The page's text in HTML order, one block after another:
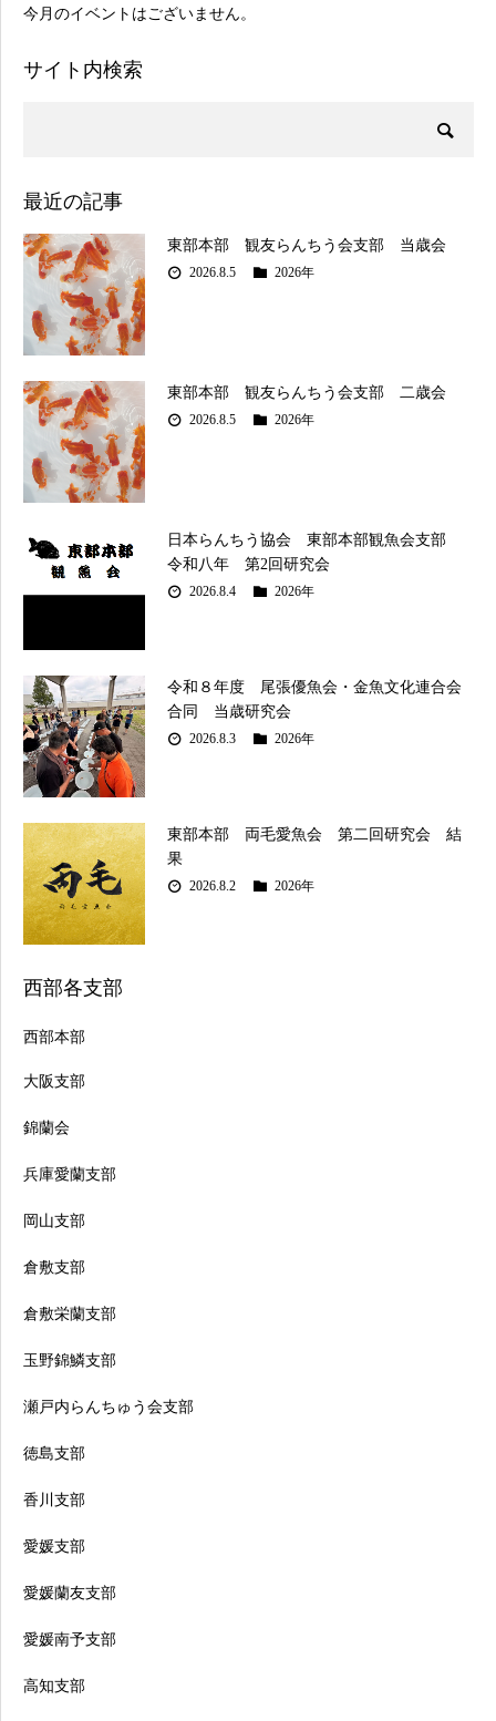
今月のイベントはございません。
サイト内検索
最近の記事
東部本部 観友らんちう会支部 当歳会
2026.8.5 2026年
東部本部 観友らんちう会支部 二歳会
2026.8.5 2026年
日本らんちう協会 東部本部観魚会支部
令和八年 第2回研究会
2026.8.4 2026年
令和８年度 尾張優魚会・金魚文化連合会
合同 当歳研究会
2026.8.3 2026年
東部本部 両毛愛魚会 第二回研究会 結
果
2026.8.2 2026年
西部各支部
西部本部
大阪支部
錦蘭会
兵庫愛蘭支部
岡山支部
倉敷支部
倉敷栄蘭支部
玉野錦鱗支部
瀬戸内らんちゅう会支部
徳島支部
香川支部
愛媛支部
愛媛蘭友支部
愛媛南予支部
高知支部